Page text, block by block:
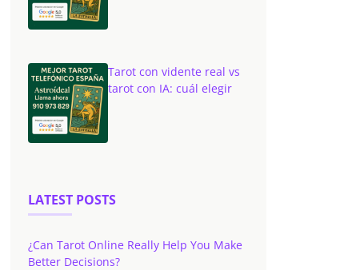
Tarot con vidente real vs
tarot con IA: cuál elegir
LATEST POSTS
¿Can Tarot Online Really Help You Make
Better Decisions?